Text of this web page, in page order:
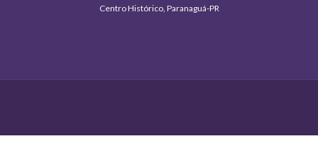
Centro Histórico, Paranaguá-PR